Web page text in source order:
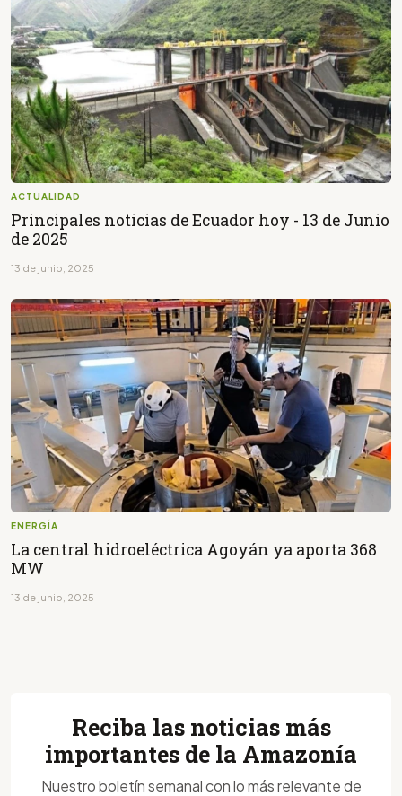
ACTUALIDAD
Principales noticias de Ecuador hoy - 13 de Junio
de 2025
13 de junio, 2025
ENERGÍA
La central hidroeléctrica Agoyán ya aporta 368
MW
13 de junio, 2025
Reciba las noticias más
importantes de la Amazonía
Nuestro boletín semanal con lo más relevante de